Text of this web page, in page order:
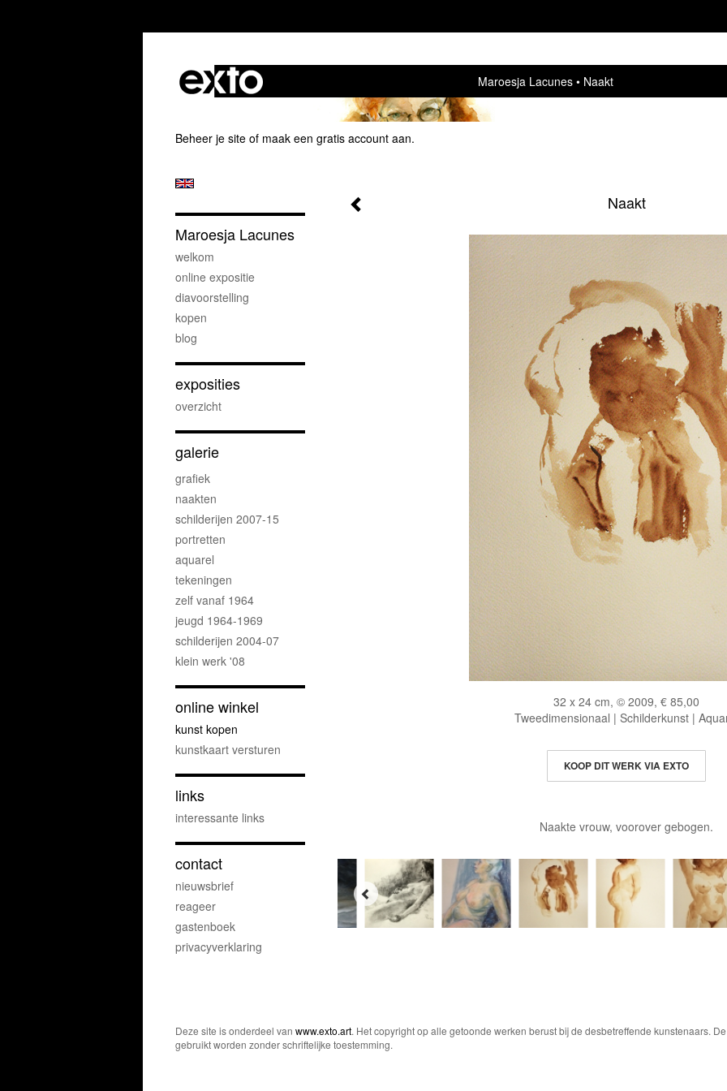
Maroesja Lacunes Naakt
Beheer je site of maak een gratis account aan.
Naakt
32 x 24 cm, © 2009, € 85,00
Tweedimensionaal | Schilderkunst |
KOOP DIT WERK VIA EXTO
Naakte vrouw, voorover gebogen.
Maroesja Lacunes
welkom
online expositie
diavoorstelling
kopen
blog
exposities
overzicht
galerie
grafiek
naakten
schilderijen 2007-15
portretten
aquarel
tekeningen
zelf vanaf 1964
jeugd 1964-1969
schilderijen 2004-07
klein werk '08
online winkel
kunst kopen
kunstkaart versturen
links
interessante links
contact
nieuwsbrief
reageer
gastenboek
privacyverklaring
Deze site is onderdeel van www.exto.art. Het copyright op alle getoonde werken berust bij de desbetreffende kunstenaars.
gebruikt worden zonder schriftelijke toestemming.